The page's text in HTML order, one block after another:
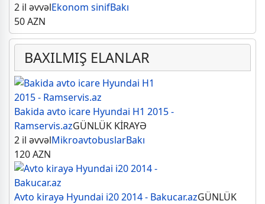
2 il əvvəlEkonom sinifBakı
50AZN
BAXILMIŞ ELANLAR
Bakida avto icare Hyundai H1 2015 -
Ramservis.azGÜNLÜK KİRAYƏ
2 il əvvəlMikroavtobuslarBakı
120AZN
Avto kirayə Hyundai i20 2014 - Bakucar.azGÜNLÜK